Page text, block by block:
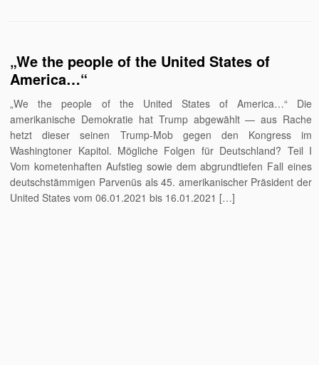
„We the people of the United States of
America…“
„We the people of the United States of America…“ Die
amerikanische Demokratie hat Trump abgewählt — aus Rache
hetzt dieser seinen Trump-Mob gegen den Kongress im
Washingtoner Kapitol. Mögliche Folgen für Deutschland? Teil I
Vom kometenhaften Aufstieg sowie dem abgrundtiefen Fall eines
deutschstämmigen Parvenüs als 45. amerikanischer Präsident der
United States vom 06.01.2021 bis 16.01.2021 […]